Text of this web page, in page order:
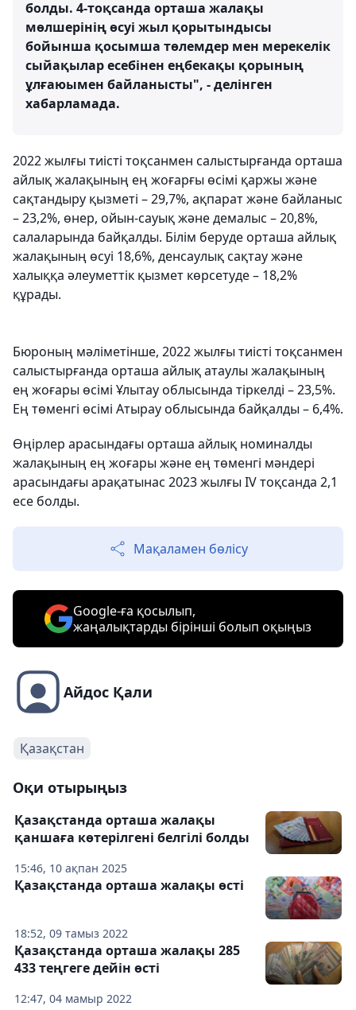
болды. 4-тоқсанда орташа жалақы
мөлшерінің өсуі жыл қорытындысы
бойынша қосымша төлемдер мен мерекелік
сыйақылар есебінен еңбекақы қорының
ұлғаюымен байланысты", - делінген
хабарламада.
2022 жылғы тиісті тоқсанмен салыстырғанда орташа
айлық жалақының ең жоғарғы өсімі қаржы және
сақтандыру қызметі – 29,7%, ақпарат және байланыс
– 23,2%, өнер, ойын-сауық және демалыс – 20,8%,
салаларында байқалды. Білім беруде орташа айлық
жалақының өсуі 18,6%, денсаулық сақтау және
халыққа әлеуметтік қызмет көрсетуде – 18,2%
құрады.
Бюроның мәліметінше, 2022 жылғы тиісті тоқсанмен
салыстырғанда орташа айлық атаулы жалақының
ең жоғары өсімі Ұлытау облысында тіркелді – 23,5%.
Ең төменгі өсімі Атырау облысында байқалды – 6,4%.
Өңірлер арасындағы орташа айлық номиналды
жалақының ең жоғары және ең төменгі мәндері
арасындағы арақатынас 2023 жылғы IV тоқсанда 2,1
есе болды.
Мақаламен бөлісу
Google-ға қосылып,
жаңалықтарды бірінші болып оқыңыз
Айдос Қали
Қазақстан
Оқи отырыңыз
15:46, 10 ақпан 2025
Қазақстанда орташа жалақы
қаншаға көтерілгені белгілі болды
18:52, 09 тамыз 2022
Қазақстанда орташа жалақы өсті
12:47, 04 мамыр 2022
Қазақстанда орташа жалақы 285
433 теңгеге дейін өсті